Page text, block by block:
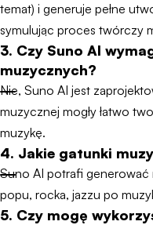
temat) i generuje pełne
symulując proces twórczy
3. Czy Suno AI
muzycznych?
Nie, Suno AI jest
muzycznej mogły łatwo
muzykę.
4. Jakie gatunki
Suno AI potrafi
popu, rocka, jazzu po
5. Czy mogę